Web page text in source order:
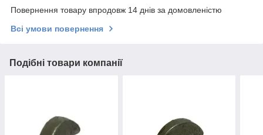
Повернення товару впродовж 14 днів за домовленістю
Всі умови повернення
Подібні товари компанії